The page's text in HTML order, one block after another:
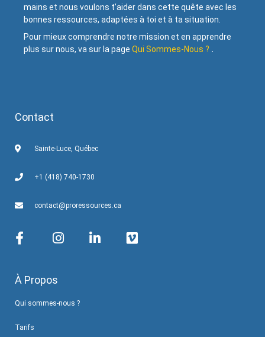
mains et nous voulons t’aider dans cette quête avec les
bonnes ressources, adaptées à toi et à ta situation.
Pour mieux comprendre notre mission et en apprendre
plus sur nous, va sur la page Qui Sommes-Nous ? .
Contact
Sainte-Luce, Québec
+1 (418) 740-1730
contact@proressources.ca
À Propos
Qui sommes-nous ?
Tarifs